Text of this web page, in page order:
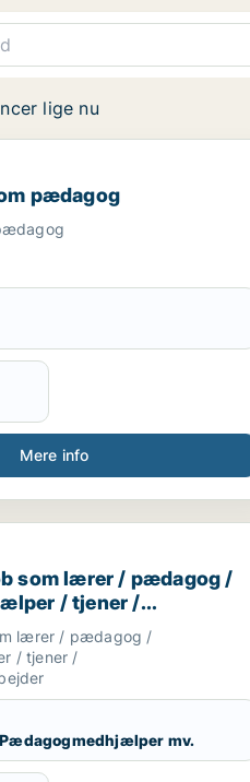
lige nu
pædagog
pædagog
Mere info
som lærer / pædagog /
som lærer / pædagog /
/ tjener /
lærer / pædagog /
/ tjener /
mv.